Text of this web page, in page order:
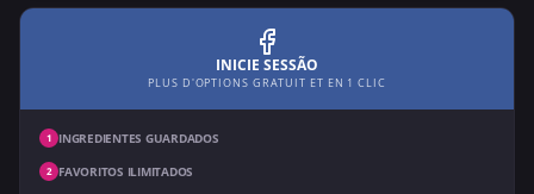
INICIE SESSÃO
PLUS D'OPTIONS GRATUIT ET EN 1 CLIC
1 INGREDIENTES GUARDADOS
2 FAVORITOS ILIMITADOS